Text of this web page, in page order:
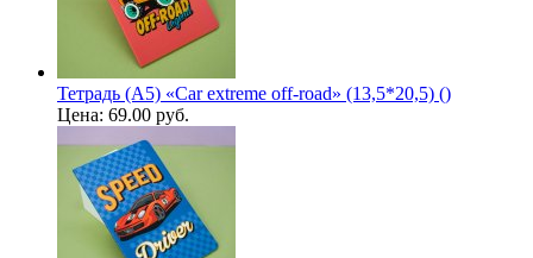
Тетрадь (A5) «Car extreme off-road» (13,5*20,5) ()
Цена: 69.00 руб.